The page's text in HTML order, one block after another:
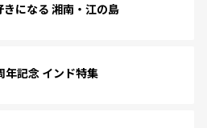
になる 湘南・江の島
年記念 インド特集